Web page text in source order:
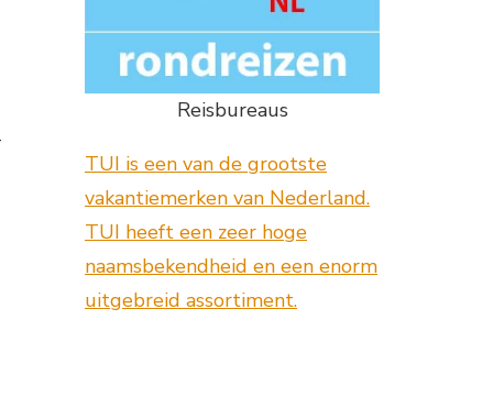
Reisbureaus
TUI is een van de grootste
vakantiemerken van Nederland.
TUI heeft een zeer hoge
naamsbekendheid en een enorm
uitgebreid assortiment.